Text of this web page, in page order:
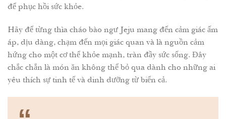
để phục hồi sức khỏe.
Hãy để từng thìa cháo bào ngư Jeju mang đến cảm giác ấm
áp, dịu dàng, chạm đến mọi giác quan và là nguồn cảm
hứng cho một cơ thể khỏe mạnh, tràn đầy sức sống. Đây
chắc chắn là món ăn không thể bỏ qua dành cho những ai
yêu thích sự tinh tế và dinh dưỡng từ biển cả.